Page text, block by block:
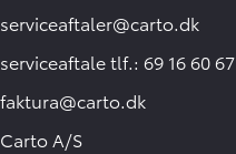
serviceaftaler@carto.dk
serviceaftale tlf.: 69 16 60 67
faktura@carto.dk
Carto A/S